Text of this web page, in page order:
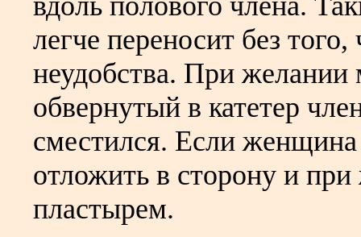
легче переносит без
неудобства. При желании
обвернутый в катетер
сместился. Если
отложить в сторону и
пластырем.